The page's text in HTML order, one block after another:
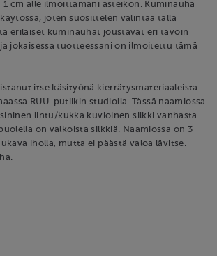
1 cm alle ilmoittamani asteikon. Kuminauha
joten suosittelen valintaa tällä
erilaiset kuminauhat joustavat eri tavoin
jokaisessa tuotteessani on ilmoitettu tämä
itse käsityönä kierrätysmateriaaleista
RUU-putiikin studiolla. Tässä naamiossa
lintu/kukka kuvioinen silkki vanhasta
on valkoista silkkiä. Naamiossa on 3
iholla, mutta ei päästä valoa lävitse.